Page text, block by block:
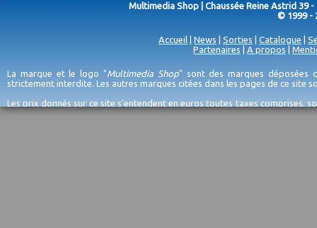
Multimedia Shop | Chaussée Reine Astrid 39 -
© 1999 -
Accueil News Sorties Catalogue
Partenaires
A propos
La marque et le logo "Multimedia Shop" sont des marques déposées
strictement interdite. Les autres marques citées dans les pages de ce site
Les prix donnés sur ce site s'entendent en euros toutes taxes comprises,
erreurs d'encodage, et sauf épuisement du stock et/ou impossibilité de